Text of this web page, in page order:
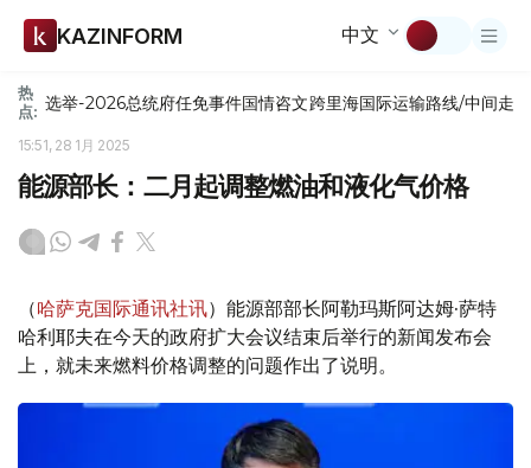
KAZINFORM 中文
热
点: 选举-2026总统府任免事件国情咨文跨里海国际运输路线/中间走廊
15:51, 28 1月 2025
能源部长：二月起调整燃油和液化气价格
（哈萨克国际通讯社讯）能源部部长阿勒玛斯阿达姆·萨特
哈利耶夫在今天的政府扩大会议结束后举行的新闻发布会
上，就未来燃料价格调整的问题作出了说明。